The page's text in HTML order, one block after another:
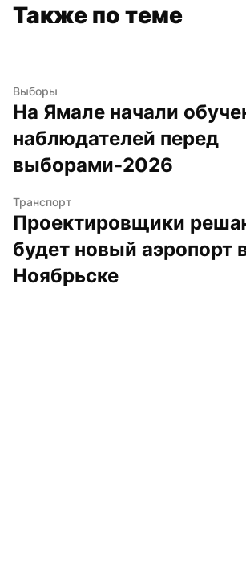
Также по теме
Выборы
На Ямале начали
наблюдателей перед
выборами-2026
Транспорт
Проектировщики
будет новый аэропорт
Ноябрьске